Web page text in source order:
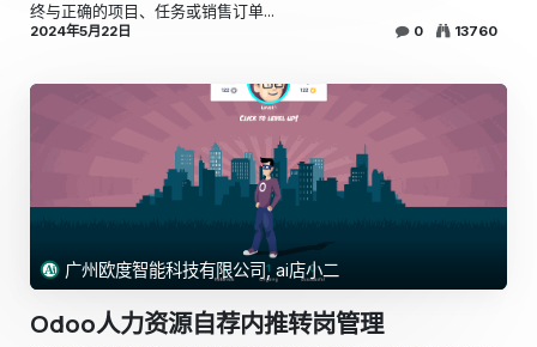
终与正确的项目、任务或销售订单...
2024年5月22日 0 13760
广州欧度智能科技有限公司, ai店小二
Odoo人力资源自荐内推转岗管理